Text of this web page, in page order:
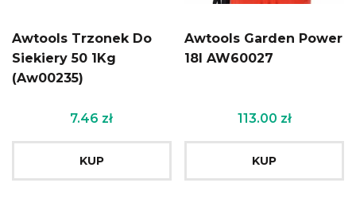
Awtools Trzonek Do
Siekiery 50 1Kg
(Aw00235)
7.46 zł
KUP
Awtools Garden Power
18l AW60027
113.00 zł
KUP